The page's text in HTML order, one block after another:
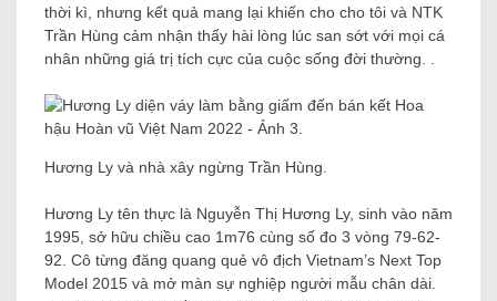
thời kì, nhưng kết quả mang lại khiến cho cho tôi và NTK
Trần Hùng cảm nhận thấy hài lòng lúc san sớt với mọi cá
nhân những giá trị tích cực của cuộc sống đời thường. .
Hương Ly và nhà xây ngừng Trần Hùng.
Hương Ly tên thực là Nguyễn Thị Hương Ly, sinh vào năm
1995, sở hữu chiều cao 1m76 cùng số đo 3 vòng 79-62-
92. Cô từng đăng quang quẻ vô địch Vietnam’s Next Top
Model 2015 và mở màn sự nghiệp người mẫu chân dài.